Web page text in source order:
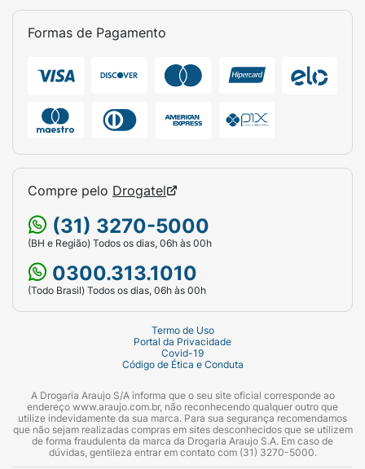
Formas de Pagamento
Compre pelo Drogatel
(31) 3270-5000
(BH e Região) Todos os dias, 06h às 00h
0300.313.1010
(Todo Brasil) Todos os dias, 06h às 00h
Termo de Uso
Portal da Privacidade
Covid-19
Código de Ética e Conduta
A Drogaria Araujo S/A informa que o seu site oficial corresponde ao
endereço www.araujo.com.br, não reconhecendo qualquer outro que
utilize indevidamente da sua marca. Para sua segurança recomendamos
que não sejam realizadas compras em sites desconhecidos que se utilizem
de forma fraudulenta da marca da Drogaria Araujo S.A. Em caso de
dúvidas, gentileza entrar em contato com (31) 3270-5000.